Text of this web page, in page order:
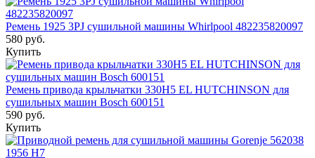
Ремень 1925 3PJ сушильной машины Whirlpool 482235820097
580 руб.
Купить
Ремень привода крыльчатки 330H5 EL HUTCHINSON для
сушильных машин Bosch 600151
590 руб.
Купить